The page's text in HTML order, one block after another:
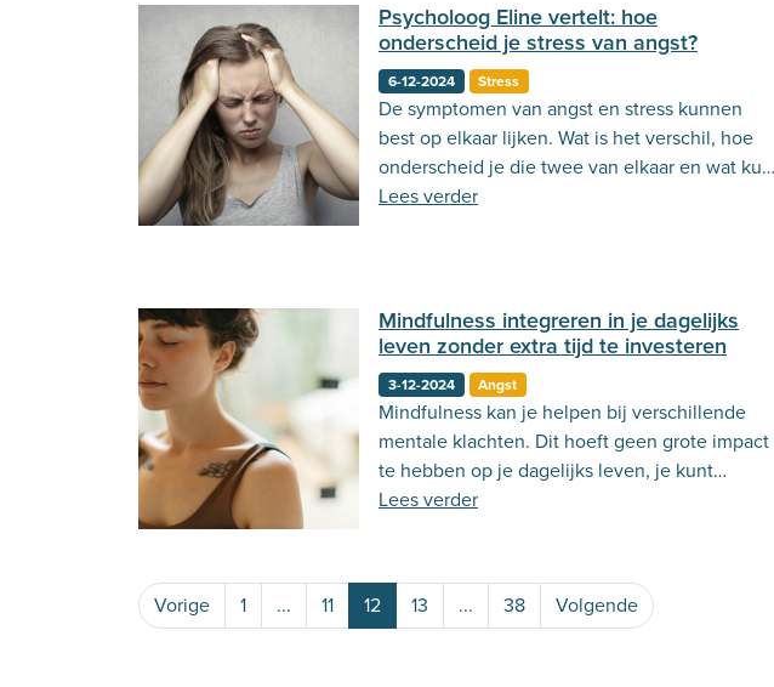
Psycholoog Eline vertelt: hoe
onderscheid je stress van angst?
6-12-2024 Stress
De symptomen van angst en stress kunnen
best op elkaar lijken. Wat is het verschil, hoe
onderscheid je die twee van elkaar en wat kun
je eraan doen? Lees er meer over in deze blog.
Lees verder
Mindfulness integreren in je dagelijks
leven zonder extra tijd te investeren
3-12-2024 Angst
Mindfulness kan je helpen bij verschillende
mentale klachten. Dit hoeft geen grote impact
te hebben op je dagelijks leven, je kunt
mindfulness makkelijk integreren in je dagelijks
Lees verder
Vorige 1 ... 11 12 13 ... 38 Volgende